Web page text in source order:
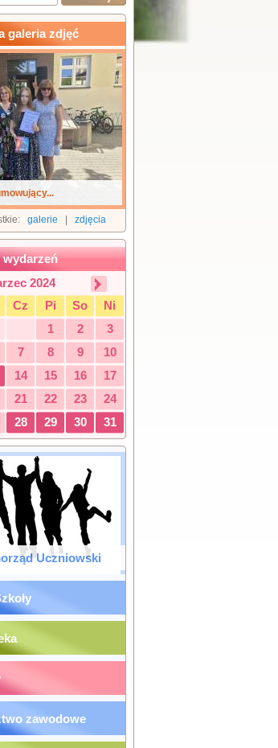
galeria zdjęć
zdjęcia
galerie
2024
Cz Pi So
Ni
1
2
3
7 8 9
10
14 15 16
17
21 22 23
24
28 29 30 31
Uczniowski
zawodowe